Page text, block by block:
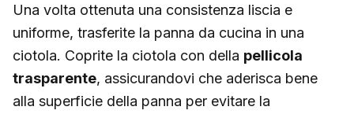
Una volta ottenuta una consistenza liscia e
uniforme, trasferite la panna da cucina in una
ciotola. Coprite la ciotola con della pellicola
trasparente, assicurandovi che aderisca bene
alla superficie della panna per evitare la